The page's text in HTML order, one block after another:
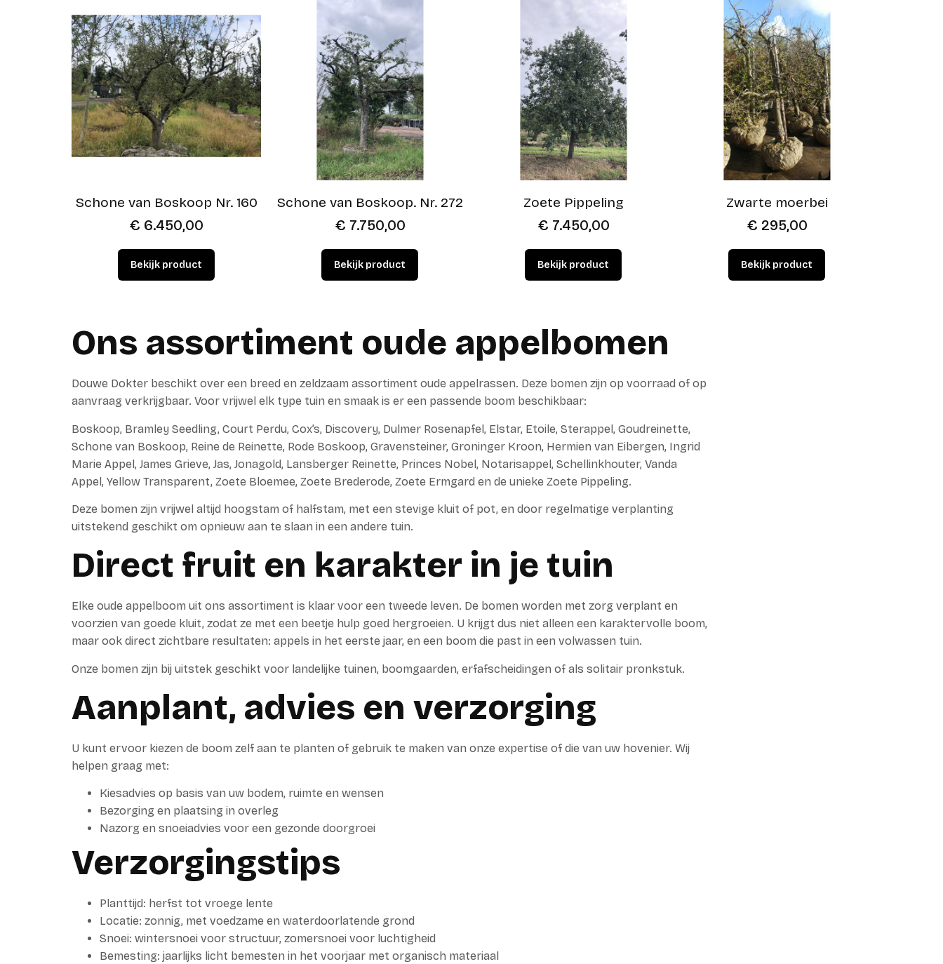
Schone van Boskoop Nr. 160
€ 6.450,00
Schone van Boskoop. Nr. 272
€ 7.750,00
Zoete Pippeling
€ 7.450,00
Zwarte moerbei
€ 295,00
Ons assortiment oude appelbomen
Douwe Dokter beschikt over een breed en zeldzaam assortiment oude appelrassen. Deze bomen zijn op voorraad of op
aanvraag verkrijgbaar. Voor vrijwel elk type tuin en smaak is er een passende boom beschikbaar:
Boskoop, Bramley Seedling, Court Perdu, Cox’s, Discovery, Dulmer Rosenapfel, Elstar, Etoile, Sterappel, Goudreinette,
Schone van Boskoop, Reine de Reinette, Rode Boskoop, Gravensteiner, Groninger Kroon, Hermien van Eibergen, Ingrid
Marie Appel, James Grieve, Jas, Jonagold, Lansberger Reinette, Princes Nobel, Notarisappel, Schellinkhouter, Vanda
Appel, Yellow Transparent, Zoete Bloemee, Zoete Brederode, Zoete Ermgard en de unieke Zoete Pippeling.
Deze bomen zijn vrijwel altijd hoogstam of halfstam, met een stevige kluit of pot, en door regelmatige verplanting
uitstekend geschikt om opnieuw aan te slaan in een andere tuin.
Direct fruit en karakter in je tuin
Elke oude appelboom uit ons assortiment is klaar voor een tweede leven. De bomen worden met zorg verplant en
voorzien van goede kluit, zodat ze met een beetje hulp goed hergroeien. U krijgt dus niet alleen een karaktervolle boom,
maar ook direct zichtbare resultaten: appels in het eerste jaar, en een boom die past in een volwassen tuin.
Onze bomen zijn bij uitstek geschikt voor landelijke tuinen, boomgaarden, erfafscheidingen of als solitair pronkstuk.
Aanplant, advies en verzorging
U kunt ervoor kiezen de boom zelf aan te planten of gebruik te maken van onze expertise of die van uw hovenier. Wij
helpen graag met:
Kiesadvies op basis van uw bodem, ruimte en wensen
Bezorging en plaatsing in overleg
Nazorg en snoeiadvies voor een gezonde doorgroei
Verzorgingstips
Planttijd: herfst tot vroege lente
Locatie: zonnig, met voedzame en waterdoorlatende grond
Snoei: wintersnoei voor structuur, zomersnoei voor luchtigheid
Bemesting: jaarlijks licht bemesten in het voorjaar met organisch materiaal